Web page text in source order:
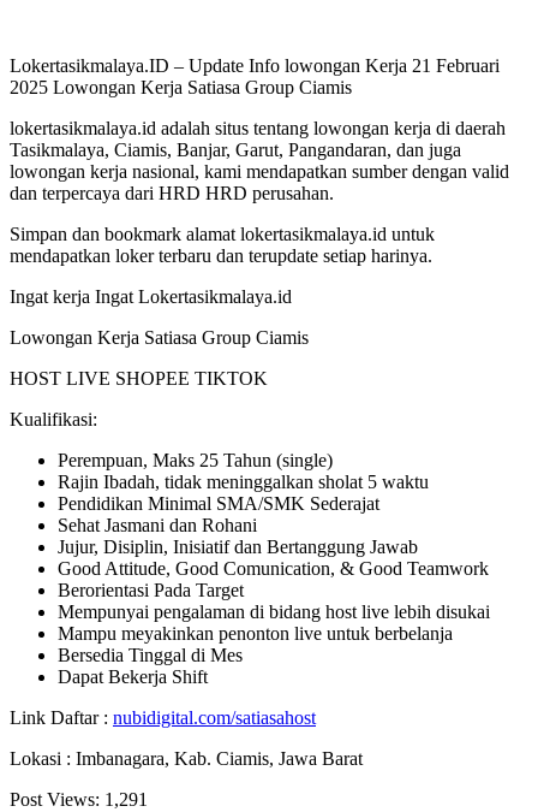
Lokertasikmalaya.ID – Update Info lowongan Kerja 21 Februari
2025 Lowongan Kerja Satiasa Group Ciamis
lokertasikmalaya.id adalah situs tentang lowongan kerja di daerah
Tasikmalaya, Ciamis, Banjar, Garut, Pangandaran, dan juga
lowongan kerja nasional, kami mendapatkan sumber dengan valid
dan terpercaya dari HRD HRD perusahan.
Simpan dan bookmark alamat lokertasikmalaya.id untuk
mendapatkan loker terbaru dan terupdate setiap harinya.
Ingat kerja Ingat Lokertasikmalaya.id
Lowongan Kerja Satiasa Group Ciamis
HOST LIVE SHOPEE TIKTOK
Kualifikasi:
Perempuan, Maks 25 Tahun (single)
Rajin Ibadah, tidak meninggalkan sholat 5 waktu
Pendidikan Minimal SMA/SMK Sederajat
Sehat Jasmani dan Rohani
Jujur, Disiplin, Inisiatif dan Bertanggung Jawab
Good Attitude, Good Comunication, & Good Teamwork
Berorientasi Pada Target
Mempunyai pengalaman di bidang host live lebih disukai
Mampu meyakinkan penonton live untuk berbelanja
Bersedia Tinggal di Mes
Dapat Bekerja Shift
Link Daftar : nubidigital.com/satiasahost
Lokasi : Imbanagara, Kab. Ciamis, Jawa Barat
Post Views: 1,291